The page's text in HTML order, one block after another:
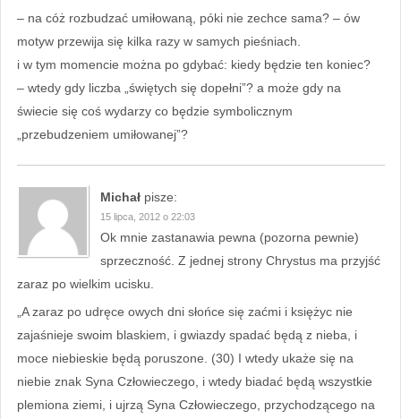
– na cóż rozbudzać umiłowaną, póki nie zechce sama? – ów
motyw przewija się kilka razy w samych pieśniach.
i w tym momencie można po gdybać: kiedy będzie ten koniec?
– wtedy gdy liczba „świętych się dopełni”? a może gdy na
świecie się coś wydarzy co będzie symbolicznym
„przebudzeniem umiłowanej”?
Michał pisze:
15 lipca, 2012 o 22:03
Ok mnie zastanawia pewna (pozorna pewnie)
sprzeczność. Z jednej strony Chrystus ma przyjść
zaraz po wielkim ucisku.
„A zaraz po udręce owych dni słońce się zaćmi i księżyc nie
zajaśnieje swoim blaskiem, i gwiazdy spadać będą z nieba, i
moce niebieskie będą poruszone. (30) I wtedy ukaże się na
niebie znak Syna Człowieczego, i wtedy biadać będą wszystkie
plemiona ziemi, i ujrzą Syna Człowieczego, przychodzącego na